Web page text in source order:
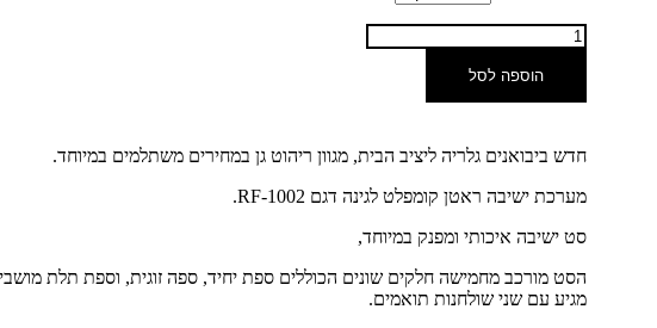
הוספה לסל
חדש ביבואנים גלריה ליציב הבית, מגוון ריהוט גן במחירים משתלמים במיוחד.
מערכת ישיבה ראטן קומפלט לגינה דגם RF-1002.
סט ישיבה איכותי ומפנק במיוחד,
הסט מורכב מחמישה חלקים שונים הכוללים ספת יחיד, ספה זוגית, וספת תלת
מגיע עם שני שולחנות תואמים.